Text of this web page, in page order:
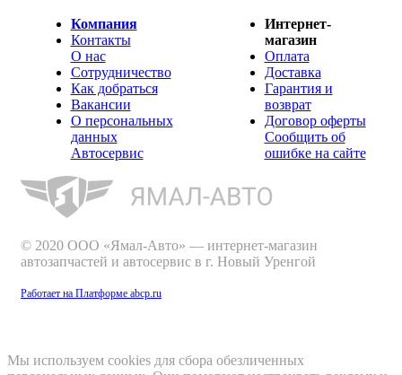
Компания
Контакты
О нас
Сотрудничество
Как добраться
Вакансии
О персональных
данных
Автосервис
Интернет-
магазин
Оплата
Доставка
Гарантия и
возврат
Договор оферты
Сообщить об
ошибке на сайте
Мы используем cookies для сбора обезличенных
© 2020 ООО «Ямал-Авто» — интернет-магазин
автозапчастей и автосервис в г. Новый Уренгой
Работает на Платформе abcp.ru